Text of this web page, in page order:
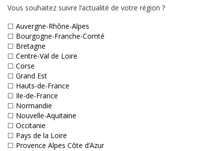
Vous souhaitez suivre l’actualité de votre région ?
☐ Auvergne-Rhône-Alpes
☐ Bourgogne-Franche-Comté
☐ Bretagne
☐ Centre-Val de Loire
☐ Corse
☐ Grand Est
☐ Hauts-de-France
☐ Ile-de-France
☐ Normandie
☐ Nouvelle-Aquitaine
☐ Occitanie
☐ Pays de la Loire
☐ Provence Alpes Côte d’Azur